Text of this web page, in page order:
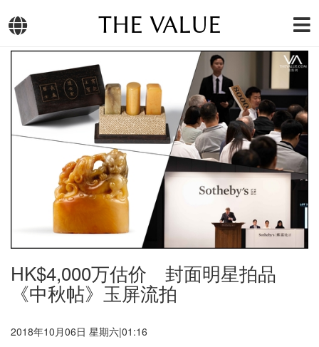
THE VALUE
HK$4,000万估价 封面明星拍品
《中秋帖》玉屏流拍
2018年10月06日 星期六|01:16